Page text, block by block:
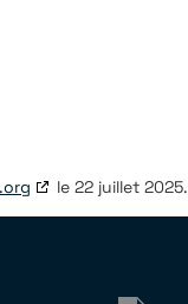
le 22 juillet 2025.